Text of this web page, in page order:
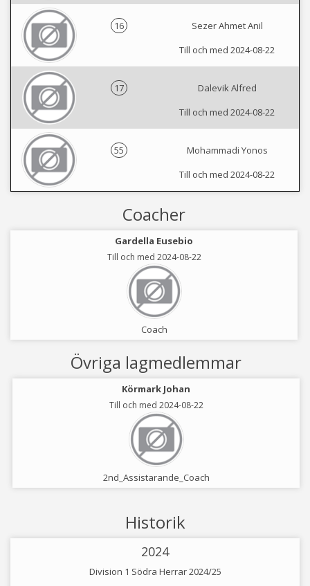
16
Sezer Ahmet Anil
Till och med 2024-08-22
17
Dalevik Alfred
Till och med 2024-08-22
55
Mohammadi Yonos
Till och med 2024-08-22
Coacher
Gardella Eusebio
Till och med 2024-08-22
Coach
Övriga lagmedlemmar
Körmark Johan
Till och med 2024-08-22
2nd_Assistarande_Coach
Historik
2024
Division 1 Södra Herrar 2024/25